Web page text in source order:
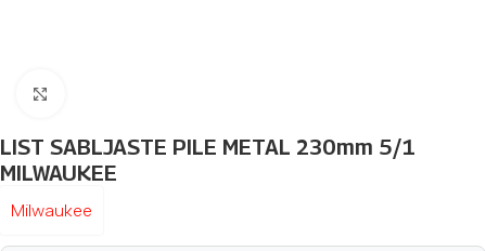
LIST SABLJASTE PILE METAL 230mm 5/1
MILWAUKEE
Milwaukee